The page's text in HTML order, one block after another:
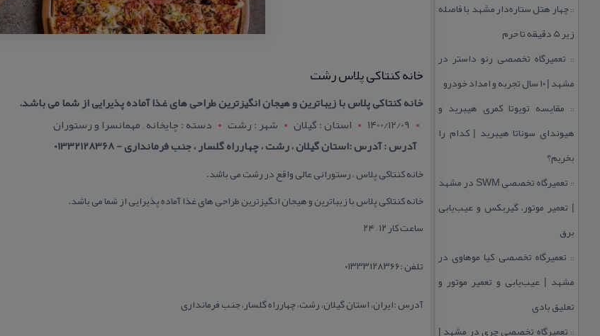
::چهار هتل‌ ستاره‌دار مشهد با فاصله
زیر 5 دقیقه تا حرم
:: تعمیرگاه تخصصی رنو داستر در
مشهد | ۱۰ سال تجربه و امداد خودرو
:: مقایسه تویوتا كمری هیبرید و
هیوندای سوناتا هیبرید | كدام را
بخریم؟
::
تعمیرگاه تخصصی SWM در مشهد
| تعمیر موتور، گیربكس و عیب‌یابی
برق
:: تعمیرگاه تخصصی كیا موهاوی در
مشهد | عیب‌یابی و تعمیر موتور و
تعلیق بادی
:: تعمیرگاه تخصصی چری در مشهد |
خانه كنتاكی پلاس رشت
خانه كنتاكی پلاس با زیباترین و هیجان انگیزترین طراحی های غذا آماده پذیرایی از شما می باشد.
1400/12/09
استان : گيلان شهر : رشت
دسته : چایخانه , مهمانسرا و رستوران
آدرس : آدرس :استان گیلان ، رشت ، چهارراه گلسار ، جنب فرمانداری - 01332128368
خانه كنتاكی پلاس ، رستورانی عالی واقع در رشت می باشد.
خانه كنتاكی پلاس با زیباترین و هیجان انگیزترین طراحی های غذا آماده پذیرایی از شما می باشد.
ساعت كار ۱۲ – ۲۴
تلفن :۰۱۳۳۳۱۲۸۳۶۶
آدرس :ایران، استان گیلان، رشت، چهارراه گلسار، جنب فرمانداری